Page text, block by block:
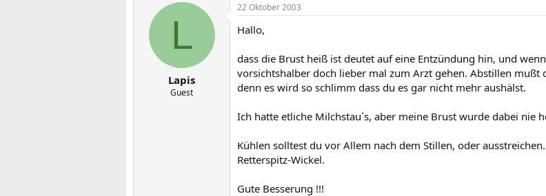
L
Lapis
Guest
22 Oktober 2003
Hallo,
dass die Brust heiß ist deutet auf eine Entzündung hin, und
vorsichtshalber doch lieber mal zum Arzt gehen. Abstillen mußt
denn es wird so schlimm dass du es gar nicht mehr aushälst.
Ich hatte etliche Milchstau´s, aber meine Brust wurde dabei nie
Kühlen solltest du vor Allem nach dem Stillen, oder
Retterspitz-Wickel.
Gute Besserung !!!